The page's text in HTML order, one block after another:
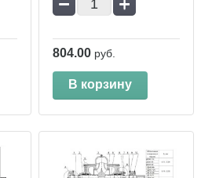
804.00 руб.
В корзину